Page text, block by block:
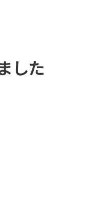
した